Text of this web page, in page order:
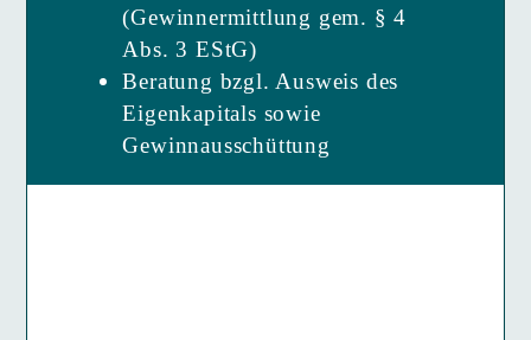
(Gewinnermittlung gem. § 4
Abs. 3 EStG)
Beratung bzgl. Ausweis des
Eigenkapitals sowie
Gewinnausschüttung